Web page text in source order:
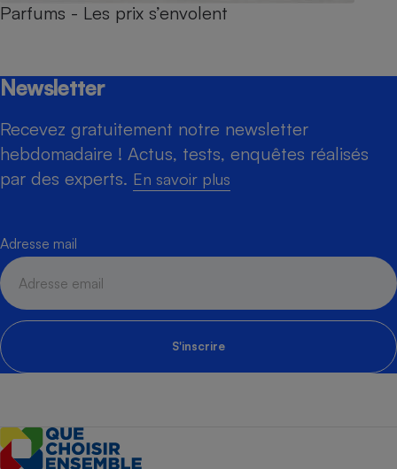
Parfums - Les prix s’envolent
Newsletter
Recevez gratuitement notre newsletter
hebdomadaire ! Actus, tests, enquêtes réalisés
par des experts. En savoir plus
Adresse mail
S'inscrire